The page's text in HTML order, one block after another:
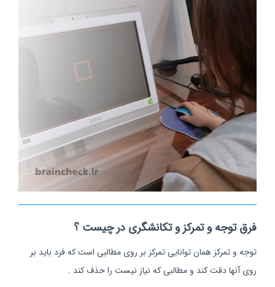
فرق توجه و تمرکز و تکانشگری در چیست ؟
توجه و تمرکز همان توانایی تمرکز بر روی مطالبی است که فرد باید بر
روی آنها دقت کند و مطالبی که نیاز نیست را حذف کند .